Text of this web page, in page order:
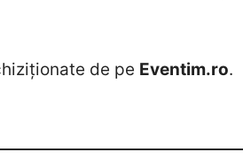
de pe Eventim.ro.